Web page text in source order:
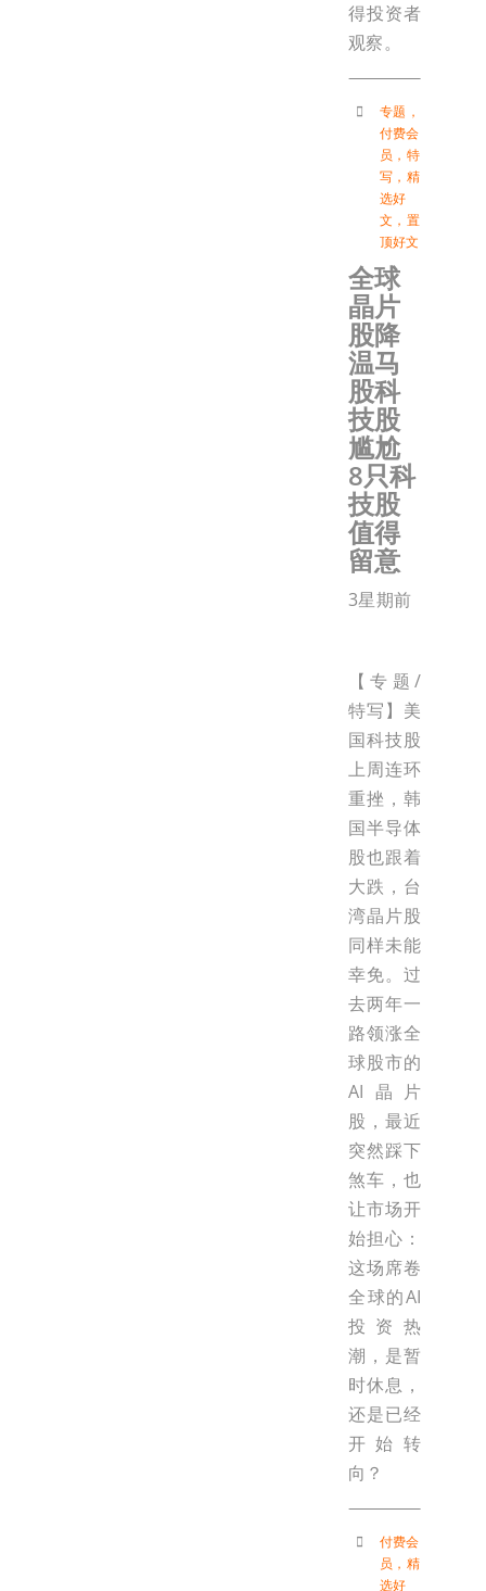
得投资者
观察。
专题 ，
付费会
员 ， 特
写 ， 精
选好
文 ， 置
顶好文
全球
晶片
股降
温马
股科
技股
尴尬
8只科
技股
值得
留意
3星期前
【专题/
特写】美
国科技股
上周连环
重挫，韩
国半导体
股也跟着
大跌，台
湾晶片股
同样未能
幸免。过
去两年一
路领涨全
球股市的
AI晶片
股，最近
突然踩下
煞车，也
让市场开
始担心：
这场席卷
全球的AI
投资热
潮，是暂
时休息，
还是已经
开始转
向？
付费会
员 ， 精
选好